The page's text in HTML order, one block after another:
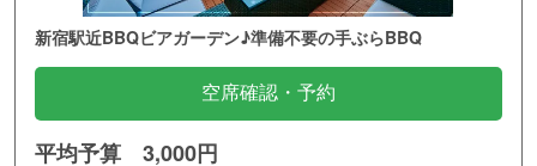
新宿駅近BBQビアガーデン♪準備不要の手ぶらBBQ
空席確認・予約
平均予算 3,000円